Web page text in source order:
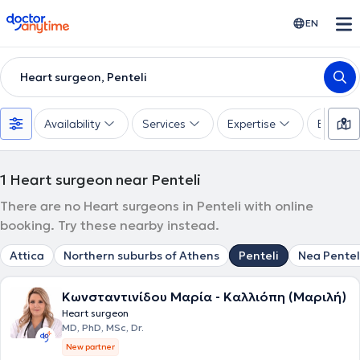
doctoranytime EN
Heart surgeon, Penteli
Availability Services Expertise
1 Heart surgeon near Penteli
There are no Heart surgeons in Penteli with online
booking. Try these nearby instead.
Attica Northern suburbs of Athens Penteli Nea
Κωνσταντινίδου Μαρία - Καλλιόπη (Μαριλή)
Heart surgeon
MD, PhD, MSc, Dr.
New partner